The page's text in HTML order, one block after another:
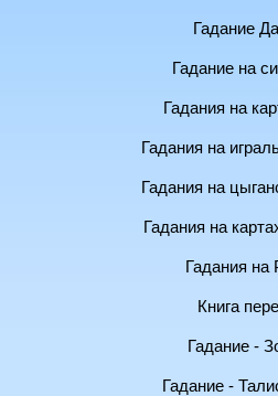
Гадание
Гадание на
Гадания на
Гадания на
Гадания на
Гадания на
Гадания на
Книга
Гадание -
Гадание -